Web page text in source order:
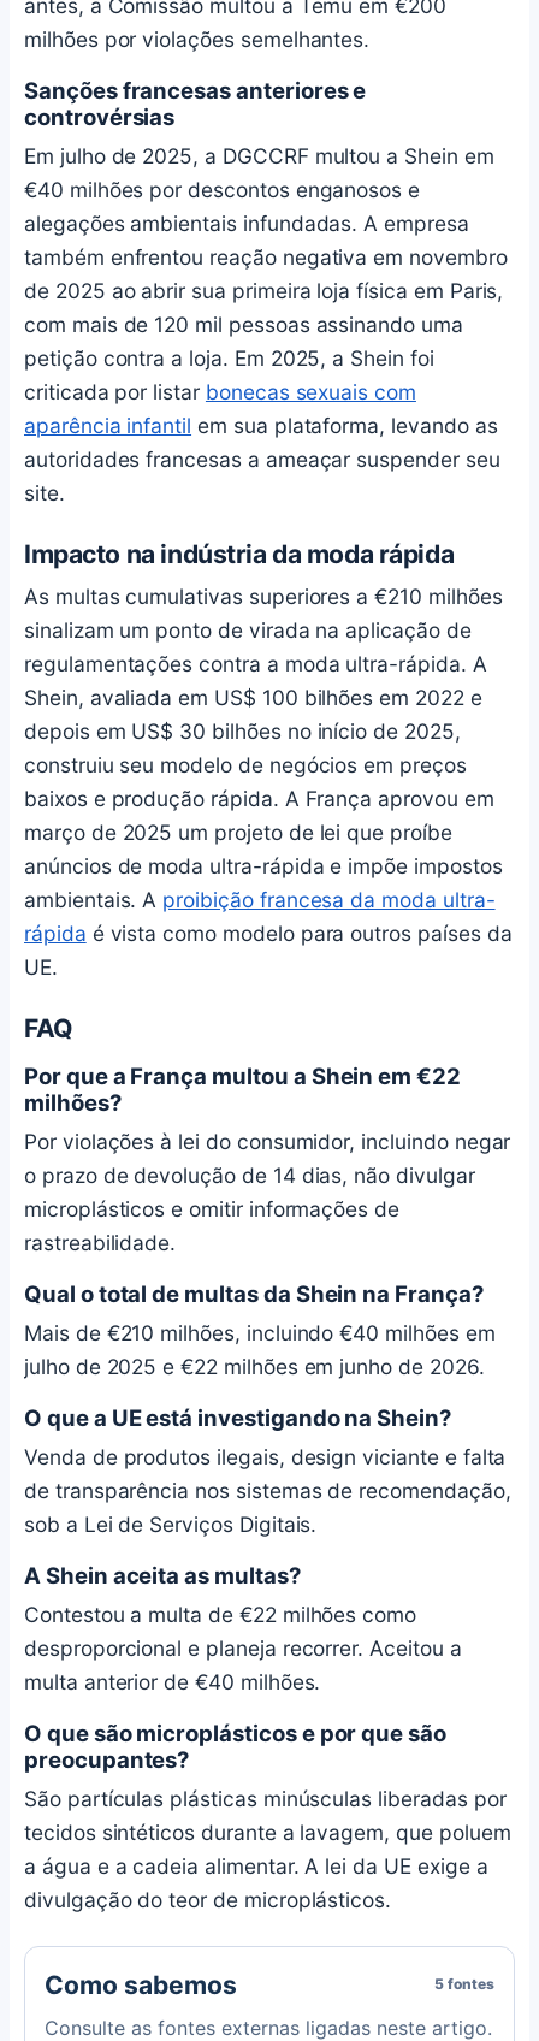
antes, a Comissão multou a Temu em €200
milhões por violações semelhantes.
Sanções francesas anteriores e
controvérsias
Em julho de 2025, a DGCCRF multou a Shein em
€40 milhões por descontos enganosos e
alegações ambientais infundadas. A empresa
também enfrentou reação negativa em novembro
de 2025 ao abrir sua primeira loja física em Paris,
com mais de 120 mil pessoas assinando uma
petição contra a loja. Em 2025, a Shein foi
criticada por listar bonecas sexuais com
aparência infantil em sua plataforma, levando as
autoridades francesas a ameaçar suspender seu
site.
Impacto na indústria da moda rápida
As multas cumulativas superiores a €210 milhões
sinalizam um ponto de virada na aplicação de
regulamentações contra a moda ultra-rápida. A
Shein, avaliada em US$ 100 bilhões em 2022 e
depois em US$ 30 bilhões no início de 2025,
construiu seu modelo de negócios em preços
baixos e produção rápida. A França aprovou em
março de 2025 um projeto de lei que proíbe
anúncios de moda ultra-rápida e impõe impostos
ambientais. A proibição francesa da moda ultra-
rápida é vista como modelo para outros países da
UE.
FAQ
Por que a França multou a Shein em €22
milhões?
Por violações à lei do consumidor, incluindo negar
o prazo de devolução de 14 dias, não divulgar
microplásticos e omitir informações de
rastreabilidade.
Qual o total de multas da Shein na França?
Mais de €210 milhões, incluindo €40 milhões em
julho de 2025 e €22 milhões em junho de 2026.
O que a UE está investigando na Shein?
Venda de produtos ilegais, design viciante e falta
de transparência nos sistemas de recomendação,
sob a Lei de Serviços Digitais.
A Shein aceita as multas?
Contestou a multa de €22 milhões como
desproporcional e planeja recorrer. Aceitou a
multa anterior de €40 milhões.
O que são microplásticos e por que são
preocupantes?
São partículas plásticas minúsculas liberadas por
tecidos sintéticos durante a lavagem, que poluem
a água e a cadeia alimentar. A lei da UE exige a
divulgação do teor de microplásticos.
Como sabemos 5 fontes
Consulte as fontes externas ligadas neste artigo.